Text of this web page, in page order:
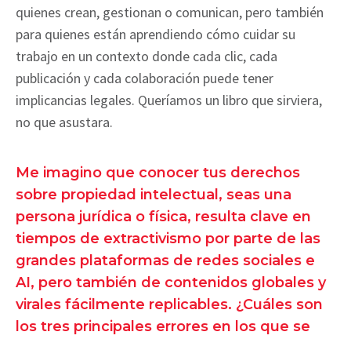
quienes crean, gestionan o comunican, pero también
para quienes están aprendiendo cómo cuidar su
trabajo en un contexto donde cada clic, cada
publicación y cada colaboración puede tener
implicancias legales. Queríamos un libro que sirviera,
no que asustara.
Me imagino que conocer tus derechos
sobre propiedad intelectual, seas una
persona jurídica o física, resulta clave en
tiempos de extractivismo por parte de las
grandes plataformas de redes sociales e
AI, pero también de contenidos globales y
virales fácilmente replicables. ¿Cuáles son
los tres principales errores en los que se